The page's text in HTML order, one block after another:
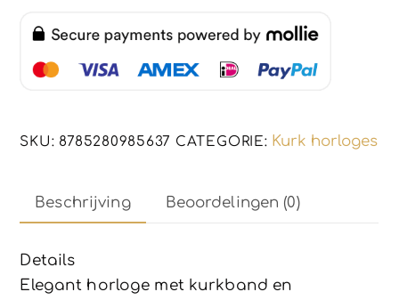
unisex
-
222
aantal
SKU: 8785280985637 CATEGORIE: Kurk horloges
Beschrijving Beoordelingen (0)
Details
Elegant horloge met kurkband en